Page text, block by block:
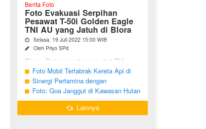
Berita Foto
Foto Evakuasi Serpihan
Pesawat T-50i Golden Eagle
TNI AU yang Jatuh di Blora
Selasa, 19 Juli 2022 15:00 WIB
Oleh Priyo SPd
Blora - Petugas gabungan dari TNI,
Polri, BPBD dan warga sekitar terus
melakukan pencarian terhadap serpihan
pesawat tempur T-50i Golden ...
Foto Mobil Tertabrak Kereta Api di
Kalitidu, Bojonegoro
Sinergi Pertamina dengan
Masyarakat Desa
Foto: Goa Janggut di Kawasan Hutan
Ngorogunung, Bubulan, Bojonegoro
Lainnya